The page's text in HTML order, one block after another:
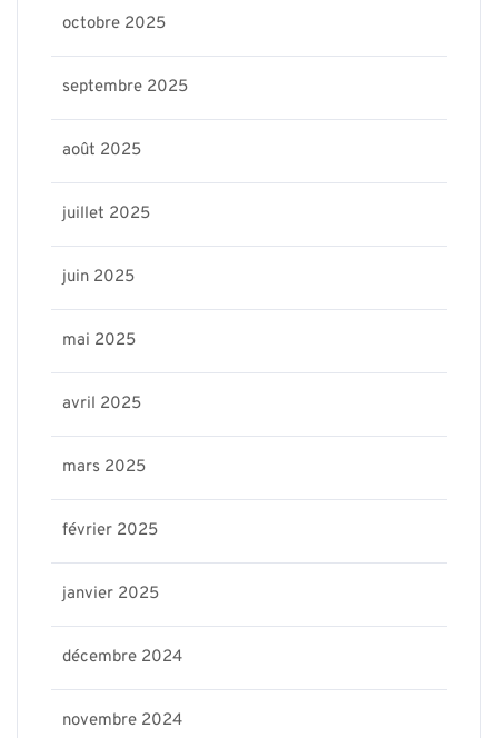
octobre 2025
septembre 2025
août 2025
juillet 2025
juin 2025
mai 2025
avril 2025
mars 2025
février 2025
janvier 2025
décembre 2024
novembre 2024